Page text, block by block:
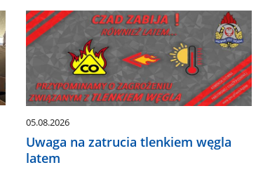
05.08.2026
Uwaga na zatrucia tlenkiem węgla
latem